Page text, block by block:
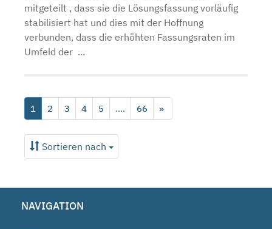
mitgeteilt , dass sie die Lösungsfassung vorläufig
stabilisiert hat und dies mit der Hoffnung
verbunden, dass die erhöhten Fassungsraten im
Umfeld der ...
1 2 3 4 5 .... 66 »
Sortieren nach
NAVIGATION